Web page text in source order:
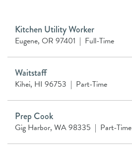
Kitchen Utility Worker
Eugene, OR 97401 | Full-Time
Waitstaff
Kihei, HI 96753 | Part-Time
Prep Cook
Gig Harbor, WA 98335 | Part-Time